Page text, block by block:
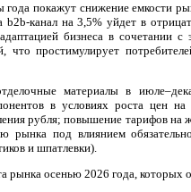
года покажут снижение емкости
канал на 3,5% уйдет в
бизнеса в сочетании
что простимулирует
материалы в
в условиях роста цен
рубля; повышение тарифов на
рынка под влиянием
и шпатлевки).
рынка осенью 2026 года, которых